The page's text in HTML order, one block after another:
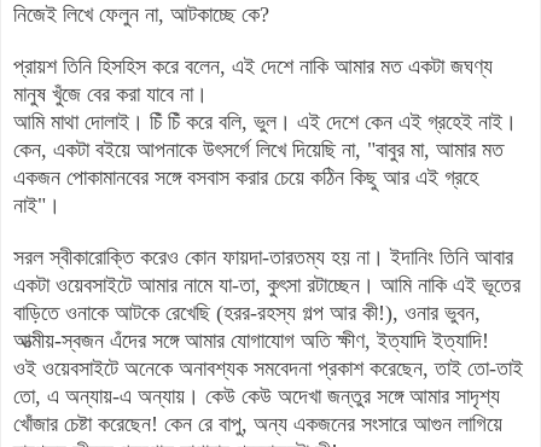
নিজেই লিখে ফেলুন না, আটকাচ্ছে কে?
প্রয়শতিনি হিসহিস করে বলেন, এই দেশে নাকি আমার মত একটা জঘণ্য
মানুষ খুঁজে বের করা যাবে না।
আমি মাথা দোলাই । চিঁ চিঁ করে বলি, ভুল । এই দেশে কেন এই গ্রহেই নাই ।
কেন, একটা বইয়ে আপনাকে উৎসর্গে লিখে দিয়েছিনা, "বাবুর মা, আমার মত
একজন পোকামানবের সঙ্গে বসবাস করার চেয়ে কঠিন কিছু আর এই গ্রহে
নাই"।
সরল স্বীকারোক্তি করেও কোন ফায়দা-তারতম্য হয় না। ইদানিং তিনি আবার
একটা ওয়েবসাইটে আমার নামে যা-তা, কুৎসা রটাচ্ছেন । আমি নাকি এই ভূতের
বাড়িতে ওনাকে আটকে রেখেছি (হরর-রহস্য গল্প আর কী!), ওনার ভুবন,
আত্মীয়-স্বজন এঁদের সঙ্গে আমার যোগাযোগ অতি ক্ষীণ, ইত্যাদি ইত্যাদি!
ওই ওয়েবসাইটে অনেকে অনাবশ্যক সমবেদনা প্রকাশ করেছেন, তাই তো-তাই
তো, এ অন্যায়-এ অন্যায়। কেউ কেউ অদেখা জন্তুর সঙ্গে আমার সাদৃশ্য
খোঁজার চেষ্টা করেছেন! কেন রে বাপু, অন্য একজনের সংসারে আগুন লাগিয়ে